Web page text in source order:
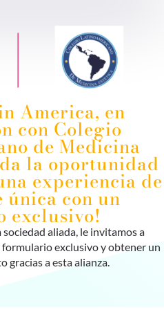
America, en
con Colegio
de Medicina
la oportunidad
experiencia de
única con un
exclusivo!
aliada, le invitamos a
exclusivo y obtener un
gracias a esta alianza.